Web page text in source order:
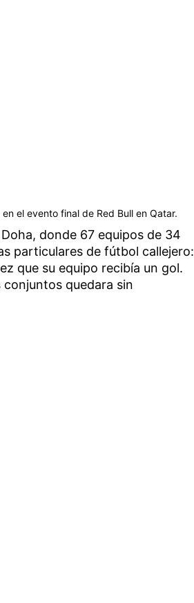
el evento final de Red Bull en Qatar.
donde 67 equipos de 34
particulares de fútbol callejero:
que su equipo recibía un gol.
quedara sin